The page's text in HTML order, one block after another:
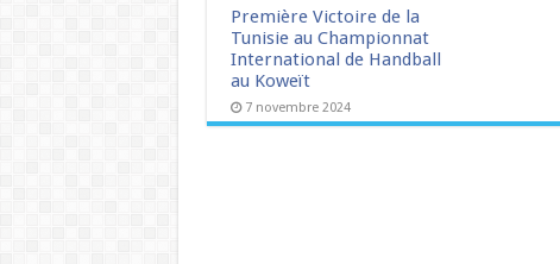
Première Victoire de la
Tunisie au Championnat
International de Handball
au Koweït
7 novembre 2024